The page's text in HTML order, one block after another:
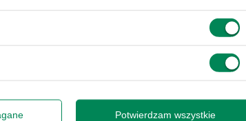
1 153,00 zł szt.
Potwierdzam wszystkie